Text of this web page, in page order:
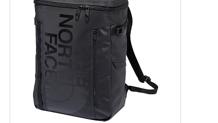
好きが集まる 比べて選べる
ビジネスと働き方のヒント
AI活用のいまが分かる
企業ITのトレンドを詳説
経営リーダーのコミュニティ